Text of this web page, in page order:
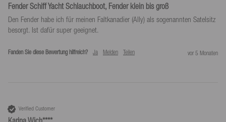
Fender Schiff Yacht Schlauchboot, Fender klein bis groß
Den Fender habe ich für meinen Faltkanadier (Ally) als sogenannten Satelsitz
besorgt. Ist dafür super geeignet.
Fanden Sie diese Bewertung hilfreich? Ja Melden Teilen vor 5 Monaten
Verified Customer